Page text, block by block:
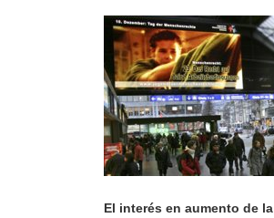
El interés en aumento de la